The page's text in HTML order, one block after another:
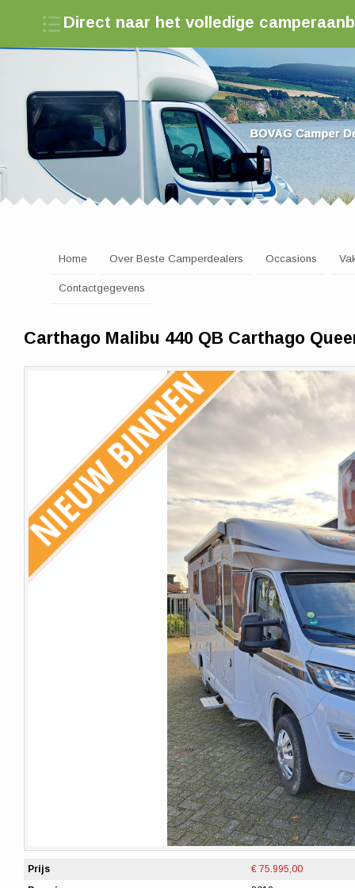
Direct naar het volledige
Zoek een camperdealer in Nederland
Home Over Beste Camperdealers Occasions
Contactgegevens
Carthago Malibu 440 QB Carthago
Prijs
€ 75.995,00